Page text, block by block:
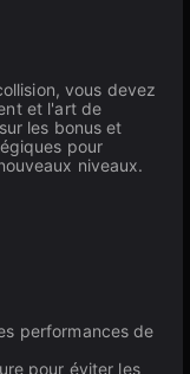
vous devez
et l'art de
les bonus et
pour
niveaux.
performances de
pour éviter les